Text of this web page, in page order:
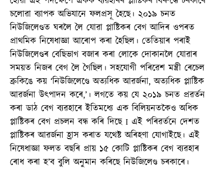
চলোৱা ব্যাপক অভিযানে ফলপ্ৰসূ হৈছে। ২০১৯ চনত
নিউজিলেণ্ডত ঘৰলৈ লৈ যোৱা প্লাষ্টিকৰ বেগ আদিৰ ওপৰত
প্ৰাথমিক নিষেধাজ্ঞা আৰোপ কৰা হৈছিল। তেতিয়াৰ পৰাই
নিউজিলেণ্ডৰ বেছিভাগ বজাৰ কৰা লোকে দোকানলৈ যোৱাৰ
সময়ত নিজৰ বেগ লৈ গৈছিল। সহযোগী পৰিৱেশ মন্ত্ৰী ৰেচেল
ব্ৰুকিঙে কয় ‘নিউজিলেণ্ডে অত্যধিক আৱৰ্জনা, অত্যধিক প্লাষ্টিক
আৱৰ্জনা উৎপাদন কৰে,’। লগতে কয় যে ২০১৯ চনত প্ৰৱৰ্তন
কৰা ডাঠ বেগ ব্যৱহাৰে ইতিমধ্যে এক বিলিয়নতকৈও অধিক
প্লাষ্টিকৰ বেগ প্ৰচলন বন্ধ কৰি দিছে I এই পৰিৱৰ্তনে দেশত
প্লাষ্টিকৰ আৱৰ্জনা হ্ৰাস কৰাত যথেষ্ট অৰিহণা যোগাইছে। এই
নিষেধাজ্ঞা ফলত বছৰি প্ৰায় ১৫ কোটি প্লাষ্টিকৰ বেগ ব্যৱহাৰ
ৰোধ কৰা হ’ব বুলি অনুমান কৰিছে নিউজিলেণ্ড চৰকাৰে।